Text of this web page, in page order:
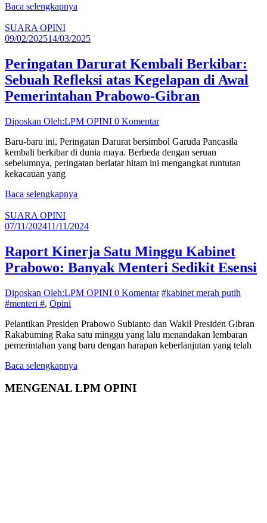
Baca selengkapnya
SUARA OPINI
09/02/202514/03/2025
Peringatan Darurat Kembali Berkibar:
Sebuah Refleksi atas Kegelapan di Awal
Pemerintahan Prabowo-Gibran
Diposkan Oleh:LPM OPINI 0 Komentar
Baru-baru ini, Peringatan Darurat bersimbol Garuda Pancasila
kembali berkibar di dunia maya. Berbeda dengan seruan
sebelumnya, peringatan berlatar hitam ini mengangkat runtutan
kekacauan yang
Baca selengkapnya
SUARA OPINI
07/11/202411/11/2024
Raport Kinerja Satu Minggu Kabinet
Prabowo: Banyak Menteri Sedikit Esensi
Diposkan Oleh:LPM OPINI 0 Komentar #kabinet merah putih
#menteri #, Opini
Pelantikan Presiden Prabowo Subianto dan Wakil Presiden Gibran
Rakabuming Raka satu minggu yang lalu menandakan lembaran
pemerintahan yang baru dengan harapan keberlanjutan yang telah
Baca selengkapnya
MENGENAL LPM OPINI